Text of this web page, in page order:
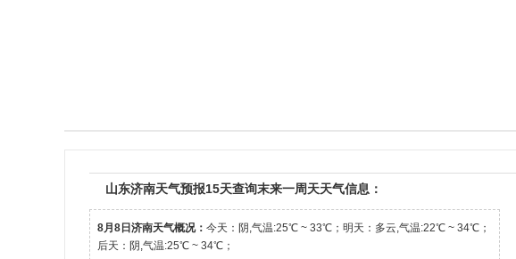
山东济南天气预报15天查询末来一周天天气信息：
8月8日济南天气概况： 今天：阴,气温:25℃ ~ 33℃；明天：多云,气温:22℃ ~ 34℃；
后天：阴,气温:25℃ ~ 34℃；